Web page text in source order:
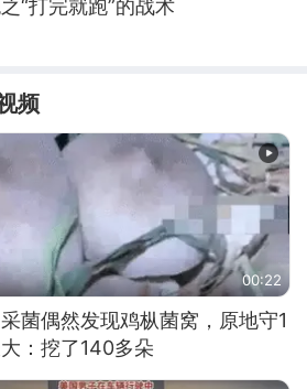
“打完就跑”的战术
频
00:22
菌偶然发现鸡枞菌窝，原地守1
：挖了140多朵